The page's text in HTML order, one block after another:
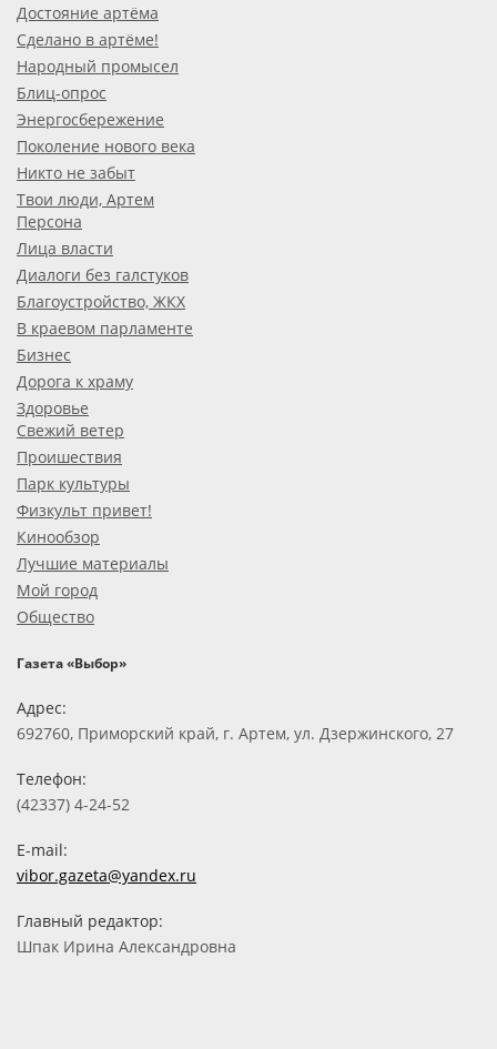
Достояние артёма
Сделано в артёме!
Народный промысел
Блиц-опрос
Энергосбережение
Поколение нового века
Никто не забыт
Твои люди, Артем
Персона
Лица власти
Диалоги без галстуков
Благоустройство, ЖКХ
В краевом парламенте
Бизнес
Дорога к храму
Здоровье
Свежий ветер
Проишествия
Парк культуры
Физкульт привет!
Кинообзор
Лучшие материалы
Мой город
Общество
Газета «Выбор»
Адрес:
692760, Приморский край, г. Артем, ул. Дзержинского, 27
Телефон:
(42337) 4-24-52
E-mail:
vibor.gazeta@yandex.ru
Главный редактор:
Шпак Ирина Александровна